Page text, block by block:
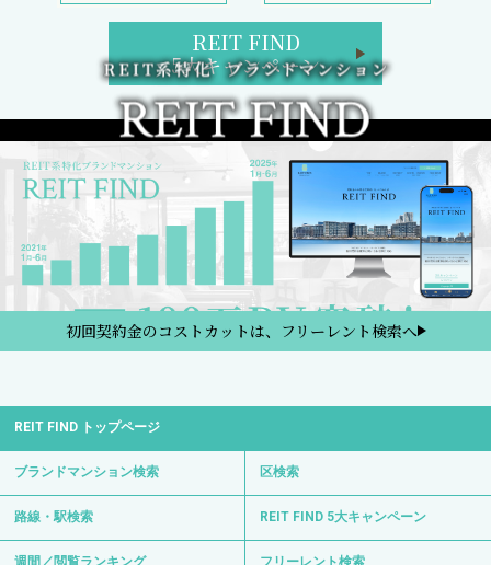
REIT FIND
5大キャンペーン
初回契約金のコストカットは、フリーレント検索へ
REIT FIND トップページ
ブランドマンション検索 区検索
路線・駅検索 REIT FIND 5大キャンペーン